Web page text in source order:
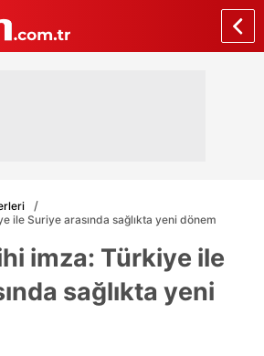
ile Suriye arasında sağlıkta yeni dönem
imza: Türkiye ile
sağlıkta yeni